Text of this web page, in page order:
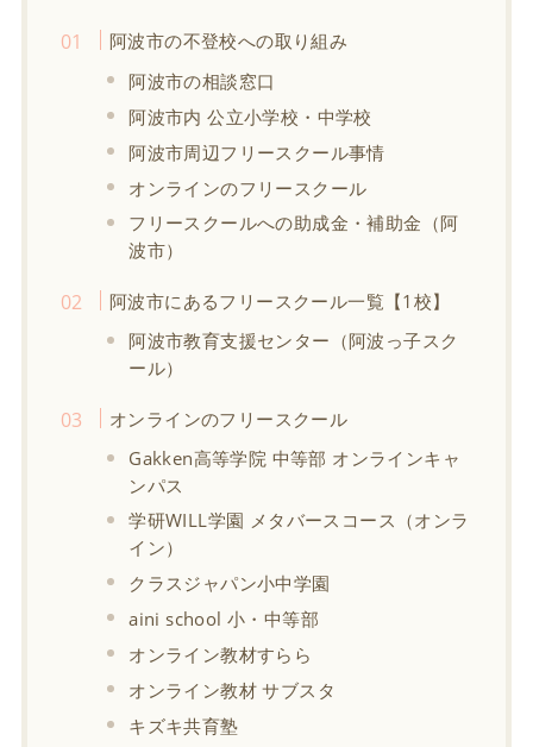
阿波市の不登校への取り組み
阿波市の相談窓口
阿波市内 公立小学校・中学校
阿波市周辺フリースクール事情
オンラインのフリースクール
フリースクールへの助成金・補助金（阿
波市）
阿波市にあるフリースクール一覧【1校】
阿波市教育支援センター（阿波っ子スク
ール）
オンラインのフリースクール
Gakken高等学院 中等部 オンラインキャ
ンパス
学研WILL学園 メタバースコース（オンラ
イン）
クラスジャパン小中学園
aini school 小・中等部
オンライン教材すらら
オンライン教材 サブスタ
キズキ共育塾